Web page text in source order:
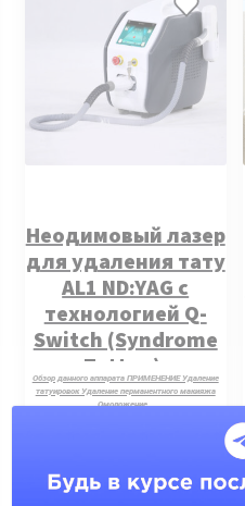
Неодимовый лазер
для удаления тату
AL1 ND:YAG с
технологией Q-
Switch (Syndrome
Tattoo).
Модификация MAX
Обзор данного аппарата ПРИМЕНЕНИЕ Удаление
татуировок Удаление перманентного макияжа
Омоложение…
Протоколы процедур в подарок